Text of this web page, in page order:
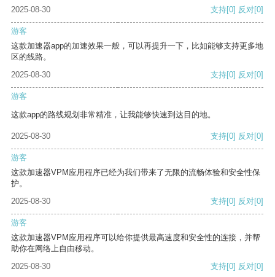
2025-08-30 支持[0] 反对[0]
游客
这款加速器app的加速效果一般，可以再提升一下，比如能够支持更多地
区的线路。
2025-08-30
支持[0] 反对[0]
游客
这款app的路线规划非常精准，让我能够快速到达目的地。
2025-08-30 支持[0] 反对[0]
游客
这款加速器VPM应用程序已经为我们带来了无限的流畅体验和安全性保
护。
2025-08-30
支持[0] 反对[0]
游客
这款加速器VPM应用程序可以给你提供最高速度和安全性的连接，并帮
助你在网络上自由移动。
2025-08-30
支持[0] 反对[0]